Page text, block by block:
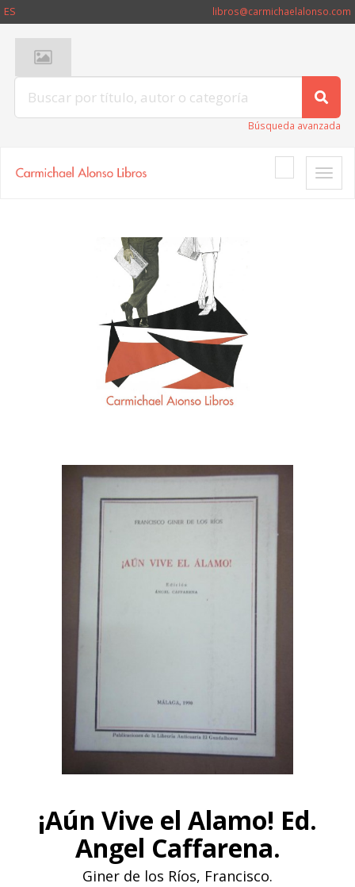
ES libros@carmichaelalonso.com
Búsqueda avanzada
Toggle
¡Aún Vive el Alamo! Ed.
Angel Caffarena.
Giner de los Ríos, Francisco.